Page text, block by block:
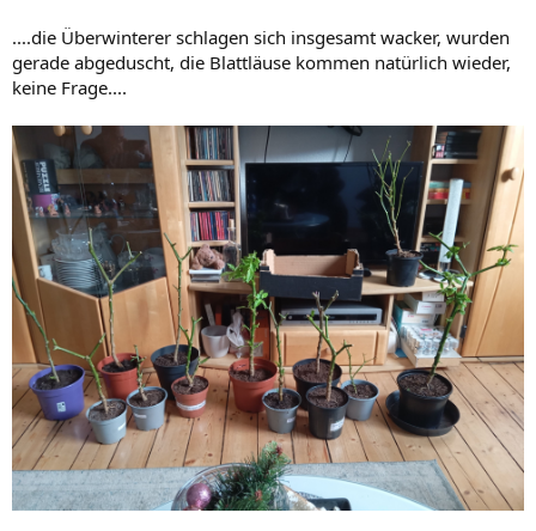
....die Überwinterer schlagen sich insgesamt wacker, wurden
gerade abgeduscht, die Blattläuse kommen natürlich wieder,
keine Frage....